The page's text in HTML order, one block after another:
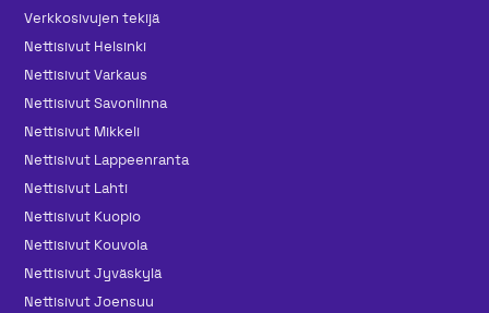
Verkkosivujen tekijä
Nettisivut Helsinki
Nettisivut Varkaus
Nettisivut Savonlinna
Nettisivut Mikkeli
Nettisivut Lappeenranta
Nettisivut Lahti
Nettisivut Kuopio
Nettisivut Kouvola
Nettisivut Jyväskylä
Nettisivut Joensuu